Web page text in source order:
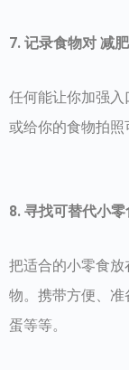
7. 记录食物对 减
任何能让你加强
或给你的食物拍照
8. 寻找可替代小零
把适合的小零食
物。携带方便、
蛋等等。